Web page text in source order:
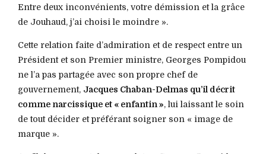
Entre deux inconvénients, votre démission et la grâce
de Jouhaud, j’ai choisi le moindre ».
Cette relation faite d’admiration et de respect entre un
Président et son Premier ministre, Georges Pompidou
ne l’a pas partagée avec son propre chef de
gouvernement, Jacques Chaban-Delmas qu’il décrit
comme narcissique et « enfantin », lui laissant le soin
de tout décider et préférant soigner son « image de
marque ».